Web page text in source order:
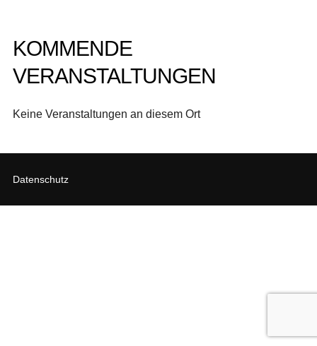
KOMMENDE
VERANSTALTUNGEN
Keine Veranstaltungen an diesem Ort
Datenschutz